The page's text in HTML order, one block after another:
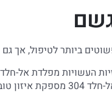
ביותר לטיפול, אך
במים רגילים.